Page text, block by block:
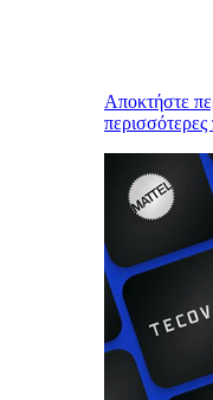
Αποκτήστε